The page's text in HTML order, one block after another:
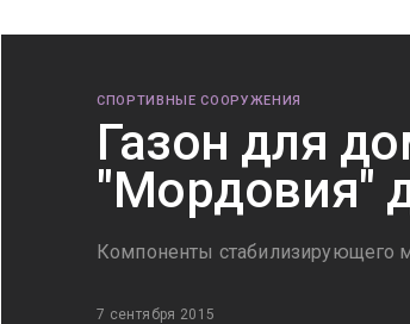
СПОРТИВНЫЕ СООРУЖЕНИЯ
Газон для
"Мордовия"
Компоненты стабилизирующего
7 сентября 2015